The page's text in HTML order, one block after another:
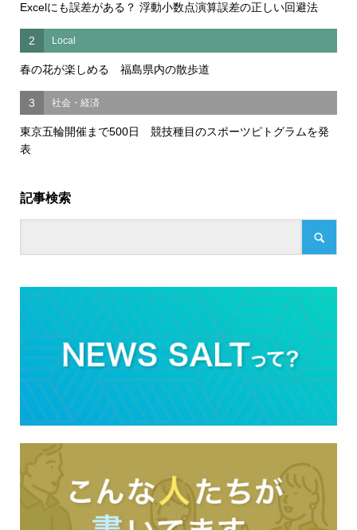
Excelにも誤差がある？ 浮動小数点演算誤差の正しい回避法
2 Local
春の花が楽しめる 福島県内の散歩道
3 社会・経済
東京五輪開催まで500日 競技種目のスポーツピトグラムを発
表
記事検索